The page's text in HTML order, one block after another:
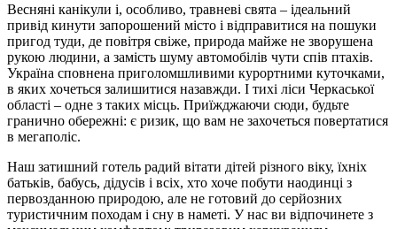
Весняні канікули і, особливо, травневі свята – ідеальний
привід кинути запорошений місто і відправитися на пошуки
пригод туди, де повітря свіже, природа майже не зворушена
рукою людини, а замість шуму автомобілів чути спів птахів.
Україна сповнена приголомшливими курортними куточками,
в яких хочеться залишитися назавжди. І тихі ліси Черкаської
області – одне з таких місць. Приїжджаючи сюди, будьте
гранично обережні: є ризик, що вам не захочеться повертатися
в мегаполіс.
Наш затишний готель радий вітати дітей різного віку, їхніх
батьків, бабусь, дідусів і всіх, хто хоче побути наодинці з
первозданною природою, але не готовий до серйозних
туристичним походам і сну в наметі. У нас ви відпочинете з